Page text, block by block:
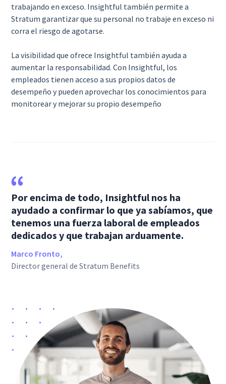
trabajando en exceso. Insightful también permite a
Stratum garantizar que su personal no trabaje en exceso ni
corra el riesgo de agotarse.
La visibilidad que ofrece Insightful también ayuda a
aumentar la responsabilidad. Con Insightful, los
empleados tienen acceso a sus propios datos de
desempeño y pueden aprovechar los conocimientos para
monitorear y mejorar su propio desempeño
Por encima de todo, Insightful nos ha
ayudado a confirmar lo que ya sabíamos, que
tenemos una fuerza laboral de empleados
dedicados y que trabajan arduamente.
Marco Fronto,
Director general de Stratum Benefits